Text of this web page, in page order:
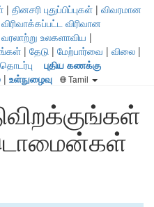
| தினசரி புதுப்பிப்புகள் | விவரமான
விரிவாக்கப்பட்ட விரிவான
வரலாற்று உலகளாவிய |
| தேடு | மேற்பார்வை | விலை |
தொடர்பு
புதிய கணக்கு
| உள்நுழைவு Tamil
டொமைன்கள்